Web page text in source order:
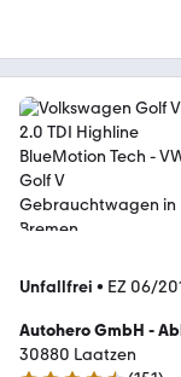
Unfallfrei • EZ 06/
Autohero GmbH -
30880 Laatzen